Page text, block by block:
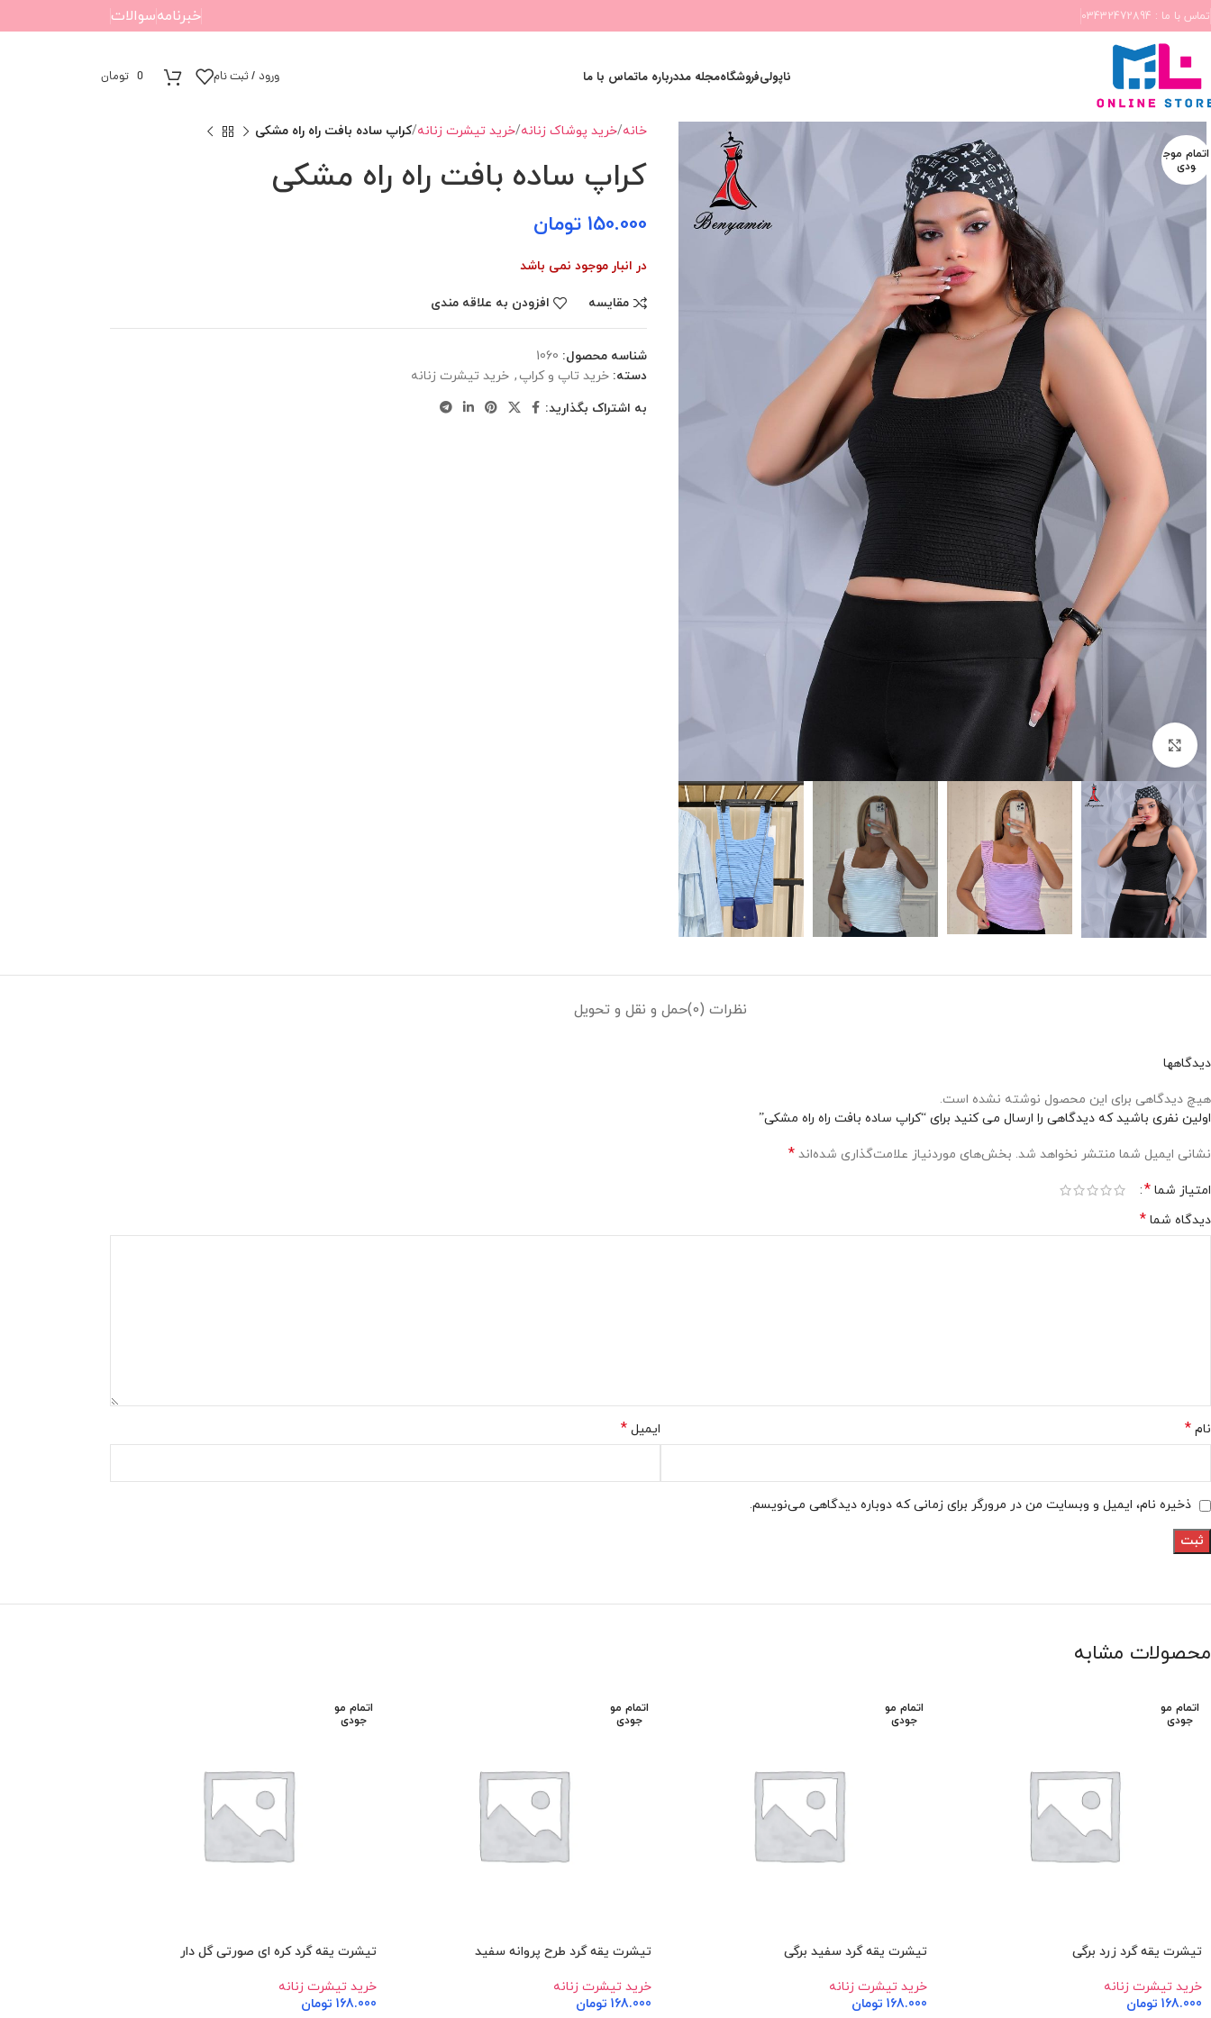
تماس با ما : 03432472894 خبرنامهسوالات
ناپولیفروشگاهمجله مددرباره ماتماس با ما ورود / ثبت نام 0 تومان
اتمام موج
ودی
بزرگنمایی تصویر
خانه خرید پوشاک زنانه خرید تیشرت زنانه کراپ ساده بافت راه راه مشکی
کراپ ساده بافت راه راه مشکی
150.000 تومان
در انبار موجود نمی باشد
مقایسه افزودن به علاقه مندی
شناسه محصول: 1060
دسته: خرید تاپ و کراپ , خرید تیشرت زنانه
به اشتراک بگذارید:
نظرات (0) حمل و نقل و تحویل
دیدگاهها
هیچ دیدگاهی برای این محصول نوشته نشده است.
اولین نفری باشید که دیدگاهی را ارسال می کنید برای “کراپ ساده بافت راه راه مشکی”
نشانی ایمیل شما منتشر نخواهد شد. بخش‌های موردنیاز علامت‌گذاری شده‌اند *
امتیاز شما *
دیدگاه شما *
نام * ایمیل *
ذخیره نام، ایمیل و وبسایت من در مرورگر برای زمانی که دوباره دیدگاهی می‌نویسم.
محصولات مشابه
اتمام مو
جودی
تیشرت یقه گرد زرد برگی
خرید تیشرت زنانه
168.000 تومان
اتمام مو
جودی
تیشرت یقه گرد سفید برگی
خرید تیشرت زنانه
168.000 تومان
اتمام مو
جودی
تیشرت یقه گرد طرح پروانه سفید
خرید تیشرت زنانه
168.000 تومان
اتمام مو
جودی
تیشرت یقه گرد کره ای صورتی گل دار
خرید تیشرت زنانه
168.000 تومان